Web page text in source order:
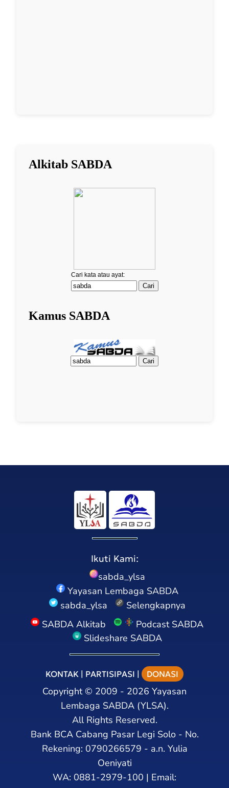
Ikuti Kami:
sabda_ylsa
Yayasan Lembaga SABDA
sabda_ylsa
Selengkapnya
SABDA Alkitab
Podcast SABDA
Slideshare SABDA
KONTAK | PARTISIPASI | DONASI
Copyright© 2009 - 2026 Yayasan
Lembaga SABDA (YLSA).
All Rights Reserved.
Bank BCA Cabang Pasar Legi Solo - No.
Rekening: 0790266579 - a.n. Yulia
Oeniyati
WA: 0881-2979-100 | Email: